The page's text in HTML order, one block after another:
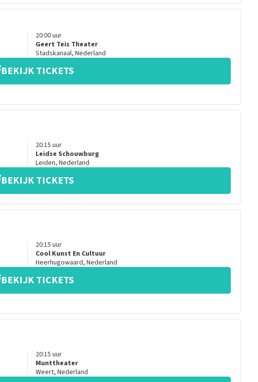
20:00uur
Geert Teis Theater
Stadskanaal, Nederland
BEKIJK TICKETS
20:15 uur
Leidse Schouwburg
Leiden, Nederland
BEKIJK TICKETS
20:15 uur
Cool Kunst En Cultuur
Heerhugowaard, Nederland
BEKIJK TICKETS
20:15 uur
Munttheater
Weert, Nederland